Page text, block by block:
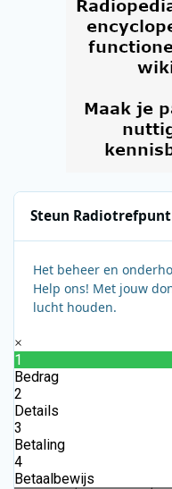
Steun Radiotrefpunt
Het beheer en
Help ons! Met jouw
lucht houden.